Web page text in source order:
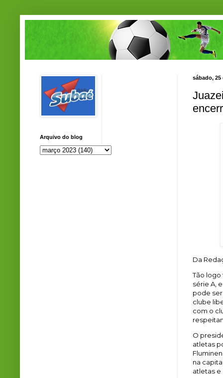
sábado, 25
Da
Tão logo
série A,
pode
clube
com o
O
atletas
na
atletas
Arquivo do blog